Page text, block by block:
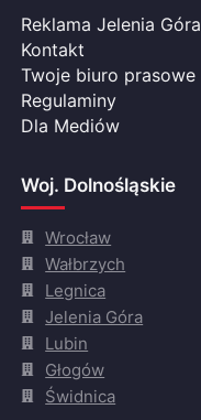
Reklama Jelenia Góra
Kontakt
Twoje biuro prasowe
Regulaminy
Dla Mediów
Woj. Dolnośląskie
Wrocław
Wałbrzych
Legnica
Jelenia Góra
Lubin
Głogów
Świdnica